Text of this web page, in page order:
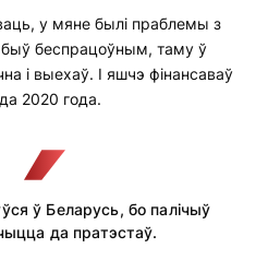
у мяне былі праблемы з
беспрацоўным, таму ў
і выехаў. І яшчэ фінансаваў
2020 года.
ў Беларусь, бо палічыў
да пратэстаў.